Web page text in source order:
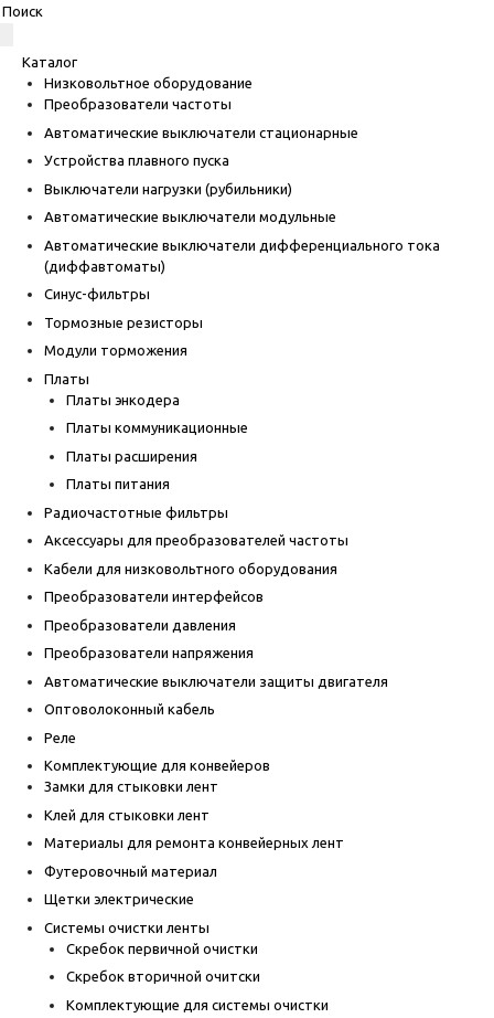
Каталог
Низковольтное оборудование
Преобразователи частоты
Автоматические выключатели стационарные
Устройства плавного пуска
Выключатели нагрузки (рубильники)
Автоматические выключатели модульные
Автоматические выключатели дифференциального тока
(диффавтоматы)
Синус-фильтры
Тормозные резисторы
Модули торможения
Платы
Платы энкодера
Платы коммуникационные
Платы расширения
Платы питания
Радиочастотные фильтры
Аксессуары для преобразователей частоты
Кабели для низковольтного оборудования
Преобразователи интерфейсов
Преобразователи давления
Преобразователи напряжения
Автоматические выключатели защиты двигателя
Оптоволоконный кабель
Реле
Комплектующие для конвейеров
Замки для стыковки лент
Клей для стыковки лент
Материалы для ремонта конвейерных лент
Футеровочный материал
Щетки электрические
Системы очистки ленты
Скребок первичной очистки
Скребок вторичной очитски
Комплектующие для системы очистки